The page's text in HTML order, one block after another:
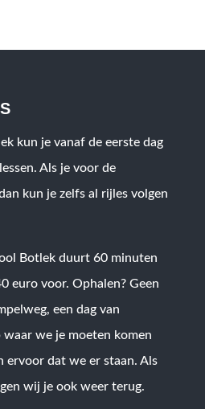
kun je vanaf de eerste dag
Als je voor de
kun je zelfs al rijles volgen
Botlek duurt 60 minuten
euro voor. Ophalen? Geen
een dag van
we je moeten komen
ervoor dat we er staan. Als
wij je ook weer terug.